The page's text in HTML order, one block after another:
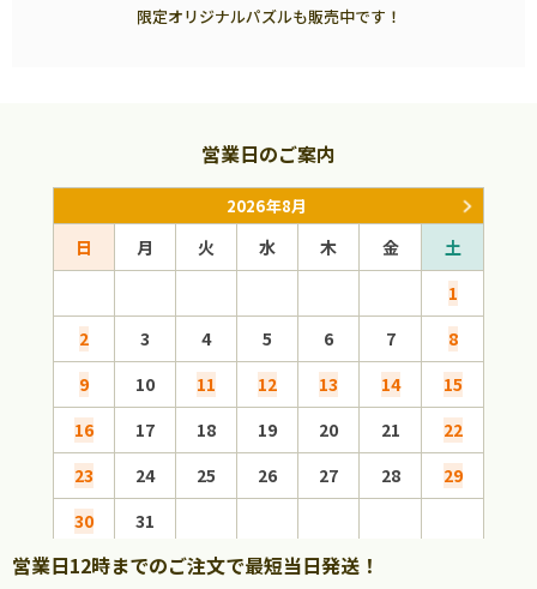
限定オリジナルパズルも販売中です！
営業日のご案内
2026年8月
日 月 火 水 木 金
土
1
2
3 4 5 6 7
8
9
10 11 12 13 14
15
16
17 18 19 20 21
22
23
24 25 26 27 28
29
30
31
営業日12時までのご注文で最短当日発送！